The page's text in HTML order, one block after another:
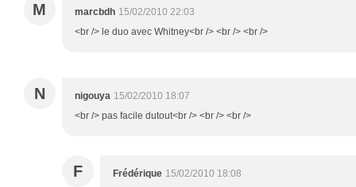
M marcbdh 15/02/2010 22:03
<br /> le duo avec Whitney<br /> <br /> <br />
N nigouya 15/02/2010 18:07
<br /> pas facile dutout<br /> <br /> <br />
F Frédérique 15/02/2010 18:08